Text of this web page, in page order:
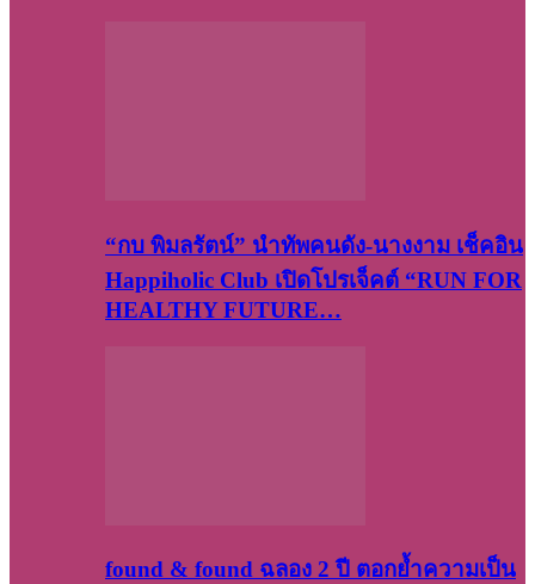
“กบ พิมลรัตน์” นำทัพคนดัง-นางงาม เช็คอิน
Happiholic Club เปิดโปรเจ็คต์ “RUN FOR
HEALTHY FUTURE…
found & found ฉลอง 2 ปี ตอกย้ำความเป็น